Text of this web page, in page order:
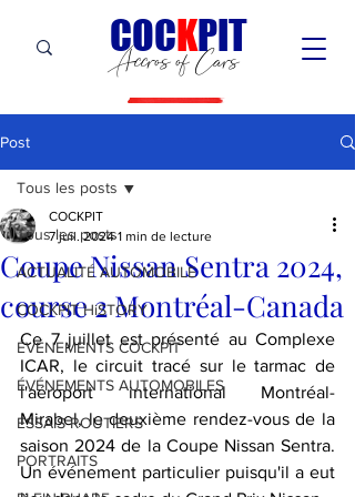
Accros of Cars
COCKPIT
Post
Tous les posts
ACTUALITÉ AUTOMOBILE
COCKPIT HiSTORY
ÉVÉNEMENTS COCKPIT
ÉVÉNEMENTS AUTOMOBILES
ESSAIS ROUTIERS
PORTRAITS
Tous les posts
Coupe Nissan Sentra 2024,
course 2 Montréal-Canada
COCKPIT
7 juil. 2024 1 min de lecture
Ce 7 juillet est présenté au Complexe
ICAR, le circuit tracé sur le tarmac de
l'aéroport international Montréal-
Mirabel, le deuxième rendez-vous de la
saison 2024 de la Coupe Nissan Sentra.
Un événement particulier puisqu'il a eut